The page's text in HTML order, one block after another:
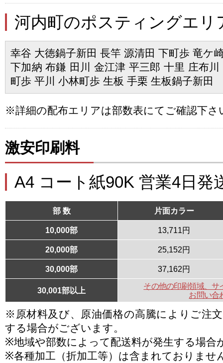
河内町のポスティングエリ
幸谷 大徳鍋子新田 長竿 源清田 下町歩 竜ケ
下加納 布鎌 田川 金江津 平三郎 十里 庄布
町歩 平川 小林町歩 生板 手栗 生板鍋子新田
※詳細の配布エリアは部数表にてご確認下さ
激安印刷料
A4 コート紙90K 営業4日発
部 数 片面カラー
10,000部 13,711円
20,000部 25,152円
30,000部 37,162円
30,001部以上
その他の印刷領域、サ
お問い合
※原材料及び、原油価格の高騰によりご注
する場合がございます。
※地域や部数によって配送料が発生する場合
※各種加工（折加工等）は含まれておりませ